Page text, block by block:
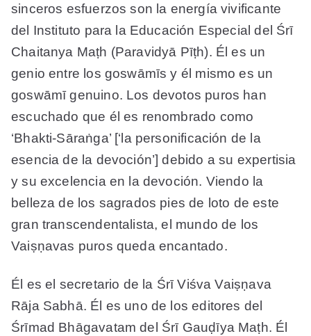
sinceros esfuerzos son la energía vivificante
del Instituto para la Educación Especial del Śrī
Chaitanya Maṭh (Paravidyā Pīṭh). Él es un
genio entre los goswāmīs y él mismo es un
goswāmī genuino. Los devotos puros han
escuchado que él es renombrado como
‘Bhakti-Sāraṅga’ [‘la personificación de la
esencia de la devoción’] debido a su expertisia
y su excelencia en la devoción. Viendo la
belleza de los sagrados pies de loto de este
gran transcendentalista, el mundo de los
Vaiṣṇavas puros queda encantado.
Él es el secretario de la Śrī Viśva Vaiṣṇava
Rāja Sabhā. Él es uno de los editores del
Śrīmad Bhāgavatam del Śrī Gauḍīya Maṭh. Él